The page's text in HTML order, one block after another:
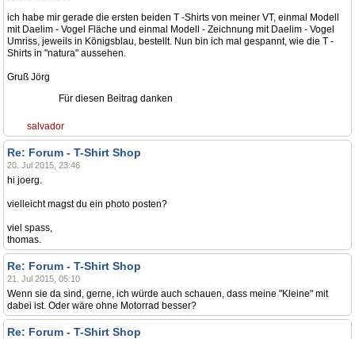
ich habe mir gerade die ersten beiden T -Shirts von meiner VT, einmal Modell
mit Daelim - Vogel Fläche und einmal Modell - Zeichnung mit Daelim - Vogel
Umriss, jeweils in Königsblau, bestellt. Nun bin ich mal gespannt, wie die T -
Shirts in "natura" aussehen.
Gruß Jörg
Für diesen Beitrag danken
salvador
Re: Forum - T-Shirt Shop
20. Jul 2015, 23:46
hi joerg.
vielleicht magst du ein photo posten?
viel spass,
thomas.
Re: Forum - T-Shirt Shop
21. Jul 2015, 05:10
Wenn sie da sind, gerne, ich würde auch schauen, dass meine "Kleine" mit
dabei ist. Oder wäre ohne Motorrad besser?
Re: Forum - T-Shirt Shop